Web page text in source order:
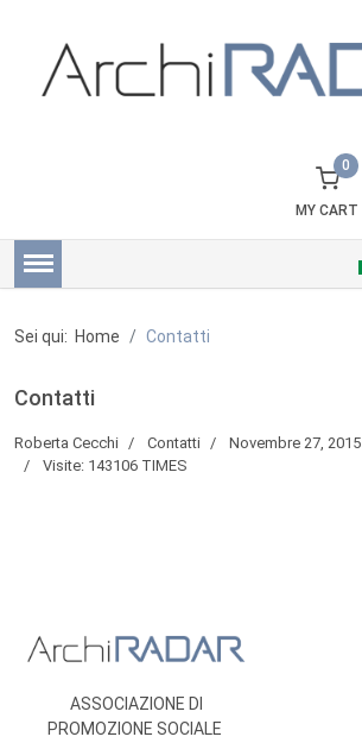
MY CART
0
Sei qui: Home Contatti
Contatti
Roberta Cecchi Contatti
Novembre 27, 2015
Visite: 143106 TIMES
ASSOCIAZIONE DI
PROMOZIONE SOCIALE